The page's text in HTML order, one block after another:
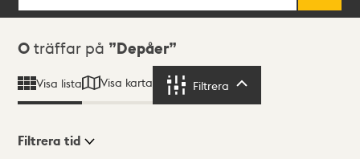
Sökresultat
0 träffar på Depåer
Visa lista Visa karta Filtrera
Filtrera tid